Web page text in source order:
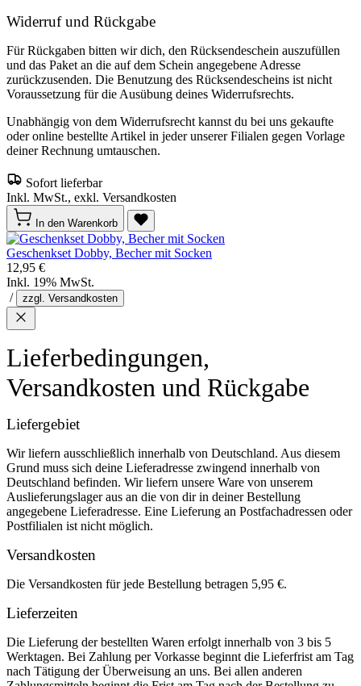
Widerruf und Rückgabe
Für Rückgaben bitten wir dich, den Rücksendeschein auszufüllen
und das Paket an die auf dem Schein angegebene Adresse
zurückzusenden. Die Benutzung des Rücksendescheins ist nicht
Voraussetzung für die Ausübung deines Widerrufsrechts.
Unabhängig von dem Widerrufsrecht kannst du bei uns gekaufte
oder online bestellte Artikel in jeder unserer Filialen gegen Vorlage
deiner Rechnung umtauschen.
Sofort lieferbar
Inkl. MwSt., exkl. Versandkosten
In den Warenkorb
Geschenkset Dobby, Becher mit Socken
12,95 €
Inkl. 19% MwSt.
/
zzgl. Versandkosten
Lieferbedingungen,
Versandkosten und Rückgabe
Liefergebiet
Wir liefern ausschließlich innerhalb von Deutschland. Aus diesem
Grund muss sich deine Lieferadresse zwingend innerhalb von
Deutschland befinden. Wir liefern unsere Ware von unserem
Auslieferungslager aus an die von dir in deiner Bestellung
angegebene Lieferadresse. Eine Lieferung an Postfachadressen oder
Postfilialen ist nicht möglich.
Versandkosten
Die Versandkosten für jede Bestellung betragen 5,95 €.
Lieferzeiten
Die Lieferung der bestellten Waren erfolgt innerhalb von 3 bis 5
Werktagen. Bei Zahlung per Vorkasse beginnt die Lieferfrist am Tag
nach Tätigung der Überweisung an uns. Bei allen anderen